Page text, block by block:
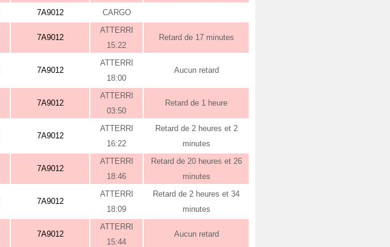
7A9012 CARGO
7A9012
ATTERRI
15:22
Retard de 17 minutes
7A9012
ATTERRI
18:00
Aucun retard
7A9012
ATTERRI
03:50
Retard de 1 heure
7A9012
ATTERRI
16:22
Retard de 2 heures et 2
minutes
7A9012
ATTERRI
18:46
Retard de 20 heures et 26
minutes
7A9012
ATTERRI
18:09
Retard de 2 heures et 34
minutes
7A9012
ATTERRI
15:44
Aucun retard